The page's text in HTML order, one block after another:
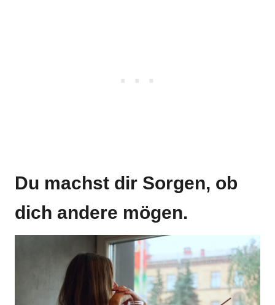
Du machst dir Sorgen, ob
dich andere mögen.